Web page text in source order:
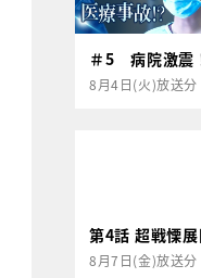
＃5 病院激震
8月4日(火)放送分
第4話 超戦慄展
8月7日(金)放送分